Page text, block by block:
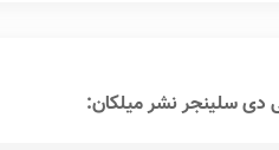
دی سلینجر نشر میلکان: